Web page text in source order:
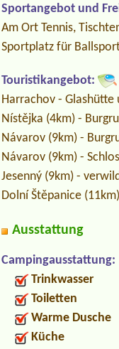
Sportangebot und
Am Ort Tennis,
Sportplatz für
Touristikangebot:
Harrachov - Glashütte
Nístějka (4km) -
Návarov (9km) -
Návarov (9km) -
Jesenný (9km) -
Dolní Štěpanice
Ausstattung
Campingausstattung:
Trinkwasser
Toiletten
Warme Dusche
Küche